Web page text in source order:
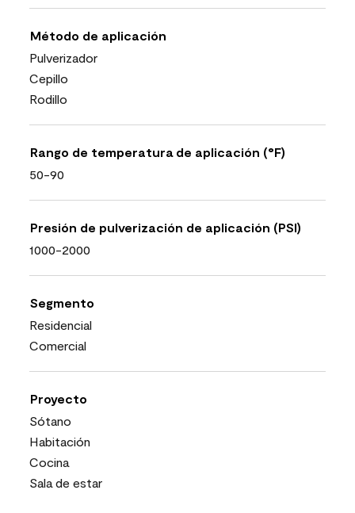
Método de aplicación
Pulverizador
Cepillo
Rodillo
Rango de temperatura de aplicación (°F)
50-90
Presión de pulverización de aplicación (PSI)
1000-2000
Segmento
Residencial
Comercial
Proyecto
Sótano
Habitación
Cocina
Sala de estar